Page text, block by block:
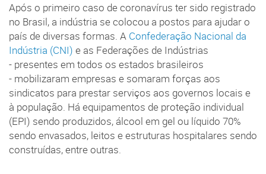
Após o primeiro caso de coronavírus ter sido registrado
no Brasil, a indústria se colocou a postos para ajudar o
país de diversas formas. A Confederação Nacional da
Indústria (CNI) e as Federações de Indústrias
- presentes em todos os estados brasileiros
- mobilizaram empresas e somaram forças aos
sindicatos para prestar serviços aos governos locais e
à população. Há equipamentos de proteção individual
(EPI) sendo produzidos, álcool em gel ou líquido 70%
sendo envasados, leitos e estruturas hospitalares sendo
construídas, entre outras.